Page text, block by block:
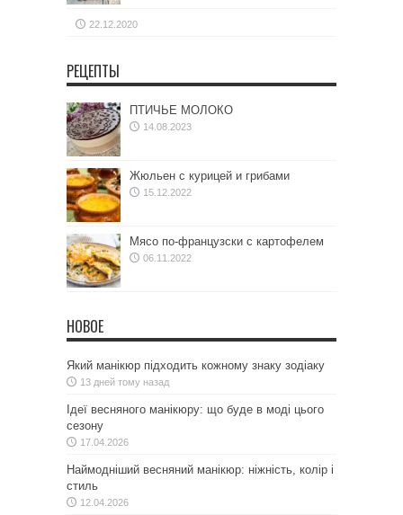
22.12.2020
РЕЦЕПТЫ
ПТИЧЬЕ МОЛОКО
14.08.2023
Жюльен с курицей и грибами
15.12.2022
Мясо по-французски с картофелем
06.11.2022
НОВОЕ
Який манікюр підходить кожному знаку зодіаку
13 дней тому назад
Ідеї весняного манікюру: що буде в моді цього
сезону
17.04.2026
Наймодніший весняний манікюр: ніжність, колір і
стиль
12.04.2026